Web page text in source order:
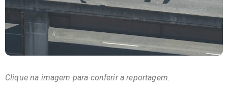
Clique na imagem para conferir a reportagem.